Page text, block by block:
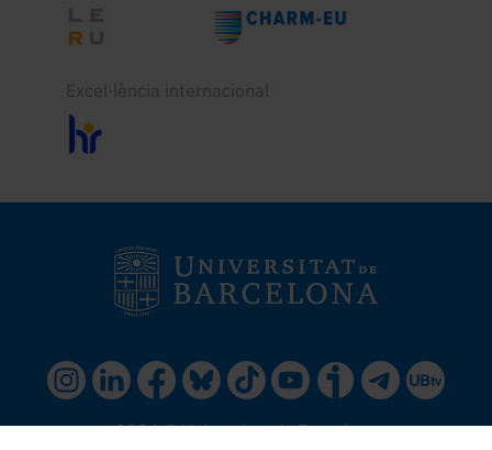
Excel·lència internacional
2024 © Universitat de Barcelona